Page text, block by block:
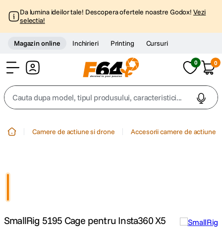
Da lumina ideilor tale! Descopera ofertele noastre Godox! Vezi
selectia!
Magazin online Inchirieri Printing Cursuri
0 0
Cauta dupa model, tipul produsului, caracteristici...
. peak design
Camere de actiune si drone Accesorii camere de actiune
SmallRig 5195 Cage pentru Insta360 X5